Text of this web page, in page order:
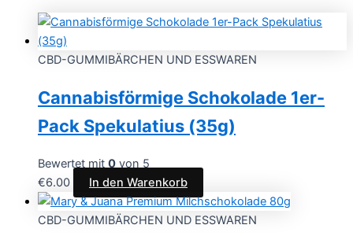
CBD-GUMMIBÄRCHEN UND ESSWAREN
Cannabisförmige Schokolade 1er-
Pack Spekulatius (35g)
Bewertet mit 0 von 5
€6.00 In den Warenkorb
CBD-GUMMIBÄRCHEN UND ESSWAREN